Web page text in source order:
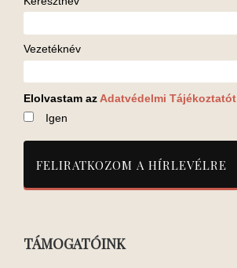
Vezetéknév
Elolvastam az Adatvédelmi Tájékoztatót
Igen
TÁMOGATÓINK